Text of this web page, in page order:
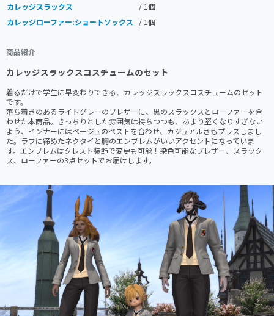
カレッジスラックス
/ 1個
カレッジローファー:ショートソックス
/ 1個
商品紹介
カレッジスラックスコスチュームのセット
着るだけで学生に早変わりできる、カレッジスラックスコスチュームのセット
です。
落ち着きのあるライトグレーのブレザーに、黒のスラックスとローファーを合
わせた本商品。きっちりとした雰囲気は持ちつつも、あまり堅くなりすぎない
よう、インナーにはベージュのベストを合わせ、カジュアルさもプラスしまし
た。ラフに締めたネクタイと胸のエンブレムがいいアクセントになっていま
す。エンブレムはクレスト装飾で変更も可能！染色可能なブレザー、スラック
ス、ローファーの3点セットでお届けします。